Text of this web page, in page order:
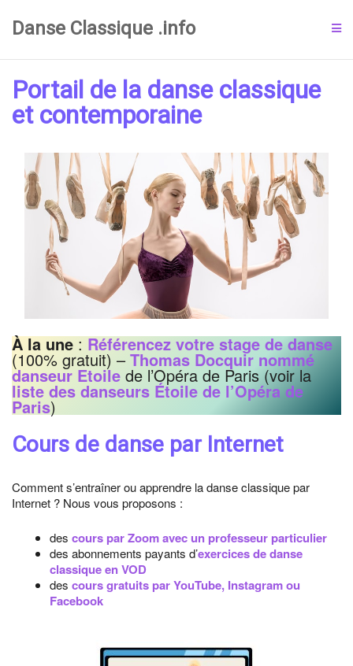
Danse Classique .info
Portail de la danse classique
et contemporaine
À la une:Référencez votre stage de danse
(100% gratuit) – Thomas Docquir nommé
danseur Etoile de l’Opéra de Paris (voir la
liste des danseurs Étoile de l’Opéra de
Paris)
Cours de danse par Internet
Comment s’entraîner ou apprendre la danse classique par
Internet ? Nous vous proposons :
des cours par Zoom avec un professeur particulier
des abonnements payants d’exercices de danse
classique en VOD
des cours gratuits par YouTube, Instagram ou
Facebook